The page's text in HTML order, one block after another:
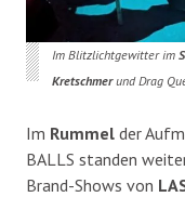
Im Blitzlichtgewitter im
Kretschmerund Drag
Im Rummel der
BALLS standen
Brand-Shows von